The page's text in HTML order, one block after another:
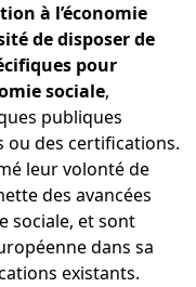
à l’économie
de disposer de
pour
sociale,
publiques
ou des certifications.
leur volonté de
des avancées
sociale, et sont
dans sa
existants.